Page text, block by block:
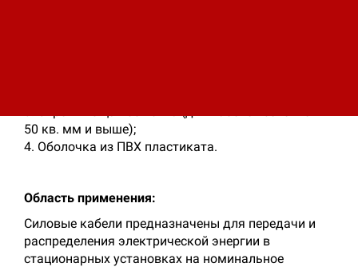
50 кв. мм и выше);
4. Оболочка из ПВХ пластиката.
Область применения:
Силовые кабели предназначены для передачи и
распределения электрической энергии в
стационарных установках на номинальное